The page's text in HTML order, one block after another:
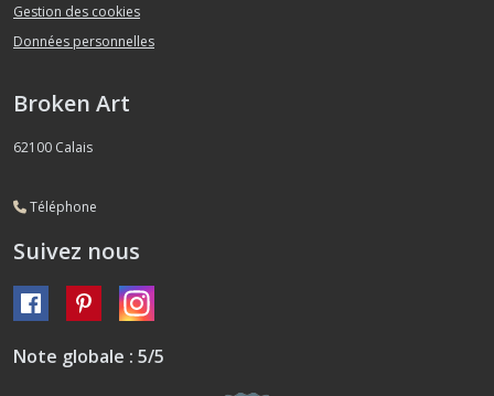
Gestion des cookies
Données personnelles
Broken Art
62100 Calais
Téléphone
Suivez nous
Note globale : 5/5